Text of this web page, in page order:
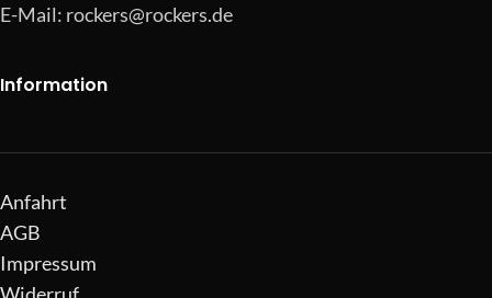
E-Mail: rockers@rockers.de
Information
Anfahrt
AGB
Impressum
Widerruf